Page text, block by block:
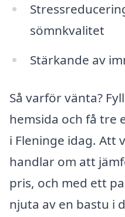
sömnkvalitet
Stärkande av
Så varför vänta?
hemsida och få tre
i Fleninge idag. Att
handlar om att
pris, och med ett
njuta av en bastu i